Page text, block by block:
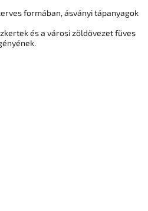
formában, ásványi tápanyagok
és a városi zöldövezet füves